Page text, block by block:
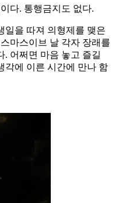
다. 통행금지도 없다.
일을 따져 의형제를 맺은
마스이브 날 각자 장래를
. 어쩌면 마음 놓고 즐길
각에 이른 시간에 만나 함